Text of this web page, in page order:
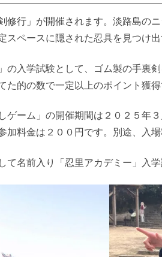
修行」が開催されます。淡路島の
スペースに隠された忍具を見つけ出
の入学試験として、ゴム製の手裏
た的の数で一定以上のポイント獲得
ゲーム」の開催期間は２０２５年
加料金は２００円です。別途、入場
て名前入り「忍里アカデミー」入学